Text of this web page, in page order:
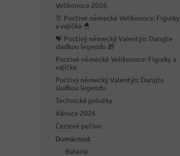
Velikonoce 2026
🐰 Poctivé německé Velikonoce: Figurky
a vajíčka 🐣
💝 Poctivý německý Valentýn: Darujte
sladkou legendu 🎁
Poctivé německé Velikonoce: Figurky a
vajíčka
Poctivý německý Valentýn: Darujte
sladkou legendu
Technické položky
Vánoce 2026
Čerstvé pečivo
Domácnost
Baterie